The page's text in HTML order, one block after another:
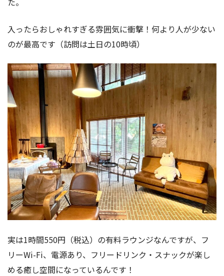
入ったらおしゃれすぎる雰囲気に衝撃！何より人が少ない
のが最高です（訪問は土日の10時頃）
実は1時間550円（税込）の有料ラウンジなんですが、フ
リーWi-Fi、電源あり、フリードリンク・スナックが楽し
める癒し空間になっているんです！